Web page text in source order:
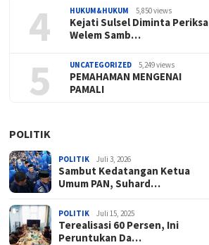
4 HUKUM&HUKUM 5,850 views
Kejati Sulsel Diminta Periksa
Welem Samb…
5 UNCATEGORIZED 5,249 views
PEMAHAMAN MENGENAI
PAMALI
POLITIK
POLITIK Juli 3, 2026
Sambut Kedatangan Ketua
Umum PAN, Suhard…
POLITIK Juli 15, 2025
Terealisasi 60 Persen, Ini
Peruntukan Da…